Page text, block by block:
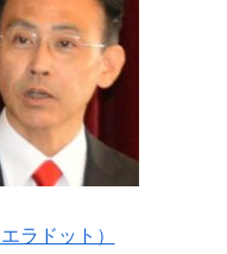
ラドット）